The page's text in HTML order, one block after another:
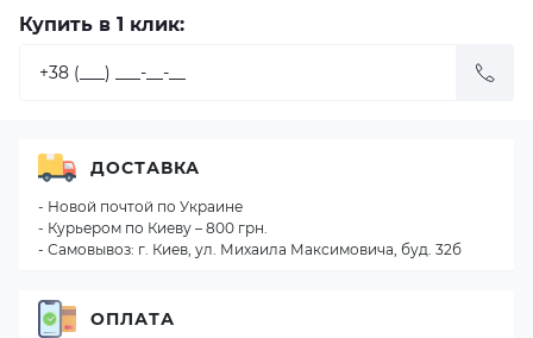
Купить в 1 клик:
ДОСТАВКА
- Новой почтой по Украине
- Курьером по Киеву – 800 грн.
- Самовывоз: г. Киев, ул. Михаила Максимовича, буд. 32б
ОПЛАТА